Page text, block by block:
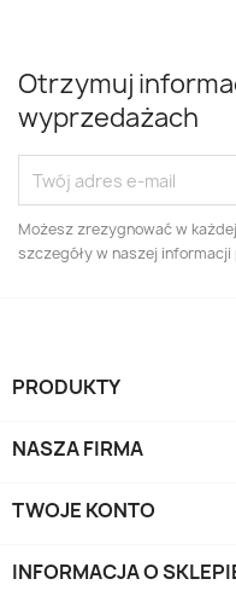
Otrzymuj
wyprzedażach
Możesz zrezygnować w
szczegóły w naszej informacji
PRODUKTY
NASZA FIRMA
TWOJE KONTO
INFORMACJA O